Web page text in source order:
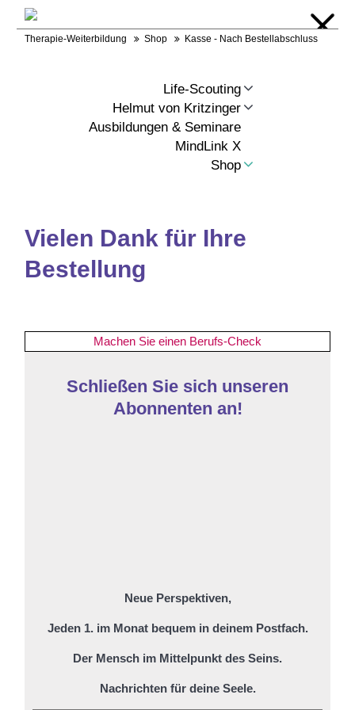
Warenkorb Login Kontakt RSS
Therapie-Weiterbildung Shop Kasse - Nach Bestellabschluss
Life-Scouting
Helmut von Kritzinger
Ausbildungen & Seminare
MindLink X
Shop
Vielen Dank für Ihre
Bestellung
Machen Sie einen Berufs-Check
Schließen Sie sich unseren
Abonnenten an!
Neue Perspektiven,
Jeden 1. im Monat bequem in deinem Postfach.
Der Mensch im Mittelpunkt des Seins.
Nachrichten für deine Seele.